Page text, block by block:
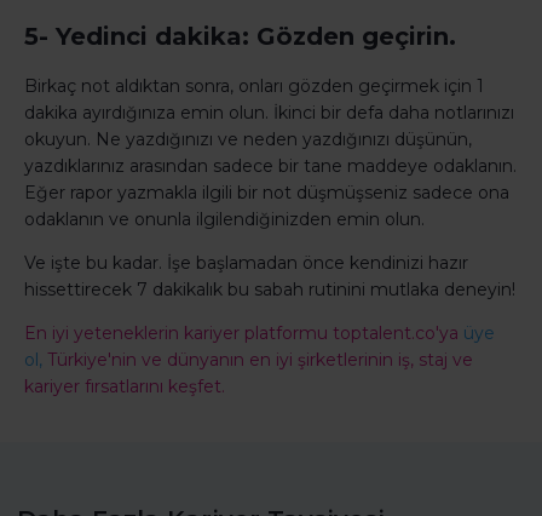
5- Yedinci dakika: Gözden geçirin.
Birkaç not aldıktan sonra, onları gözden geçirmek için 1
dakika ayırdığınıza emin olun. İkinci bir defa daha notlarınızı
okuyun. Ne yazdığınızı ve neden yazdığınızı düşünün,
yazdıklarınız arasından sadece bir tane maddeye odaklanın.
Eğer rapor yazmakla ilgili bir not düşmüşseniz sadece ona
odaklanın ve onunla ilgilendiğinizden emin olun.
Ve işte bu kadar. İşe başlamadan önce kendinizi hazır
hissettirecek 7 dakikalık bu sabah rutinini mutlaka deneyin!
En iyi yeteneklerin kariyer platformu toptalent.co'ya üye
ol, Türkiye'nin ve dünyanın en iyi şirketlerinin iş, staj ve
kariyer fırsatlarını keşfet.